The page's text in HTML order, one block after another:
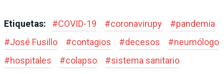
Etiquetas: #COVID-19 #coronavirupy #pandemia
#José Fusillo #contagios #decesos #neumólogo
#hospitales #colapso #sistema sanitario